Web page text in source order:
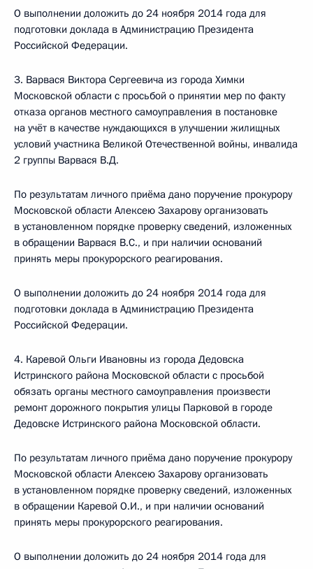
О выполнении доложить до 24 ноября 2014 года для
подготовки доклада в Администрацию Президента
Российской Федерации.
3. Варвася Виктора Сергеевича из города Химки
Московской области с просьбой о принятии мер по факту
отказа органов местного самоуправления в постановке
на учёт в качестве нуждающихся в улучшении жилищных
условий участника Великой Отечественной войны, инвалида
2 группы Варвася В.Д.
По результатам личного приёма дано поручение прокурору
Московской области Алексею Захарову организовать
в установленном порядке проверку сведений, изложенных
в обращении Варвася В.С., и при наличии оснований
принять меры прокурорского реагирования.
О выполнении доложить до 24 ноября 2014 года для
подготовки доклада в Администрацию Президента
Российской Федерации.
4. Каревой Ольги Ивановны из города Дедовска
Истринского района Московской области с просьбой
обязать органы местного самоуправления произвести
ремонт дорожного покрытия улицы Парковой в городе
Дедовске Истринского района Московской области.
По результатам личного приёма дано поручение прокурору
Московской области Алексею Захарову организовать
в установленном порядке проверку сведений, изложенных
в обращении Каревой О.И., и при наличии оснований
принять меры прокурорского реагирования.
О выполнении доложить до 24 ноября 2014 года для